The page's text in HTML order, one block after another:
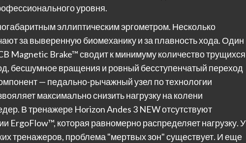
уровня.
эллиптическим эргометром. Несколько
за выверенную биомеханику и за плавность хода. Один
Magnetic Brake™ сводит к минимуму количество трущихся
бесшумное вращения и ровный бесступенчатый переход
— педально-рычажный узел по технологии
максимально снизить нагрузку на колени
В тренажере Horizon Andes 3 NEW отсутствуют
ErgoFlow™, которая равномерно распределяет нагрузку. У
тренажеров, проблема "мертвых зон" существует. И еще